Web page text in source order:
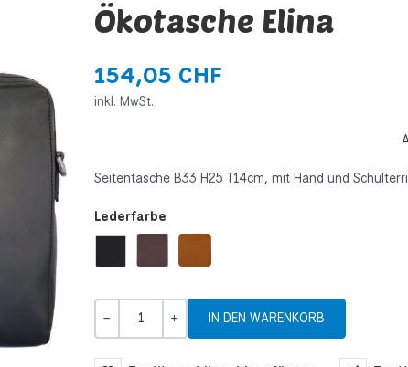
Ökotasche Elina
154,05 CHF
inkl. MwSt.
Seitentasche B33 H25 T14cm, mit Hand und
Lederfarbe